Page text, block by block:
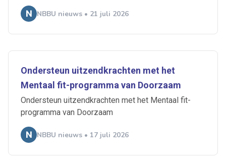
NBBU nieuws • 21 juli 2026
Ondersteun uitzendkrachten met het
Mentaal fit-programma van Doorzaam
Ondersteun uitzendkrachten met het Mentaal fit-
programma van Doorzaam
NBBU nieuws • 17 juli 2026